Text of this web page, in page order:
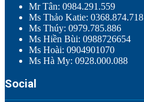
Mr Tân: 0984.291.559
Ms Thảo Katie: 0368.874.718
Ms Thúy: 0979.785.886
Ms Hiền Bùi: 0988726654
Ms Hoài: 0904901070
Ms Hà My: 0928.000.088
Social